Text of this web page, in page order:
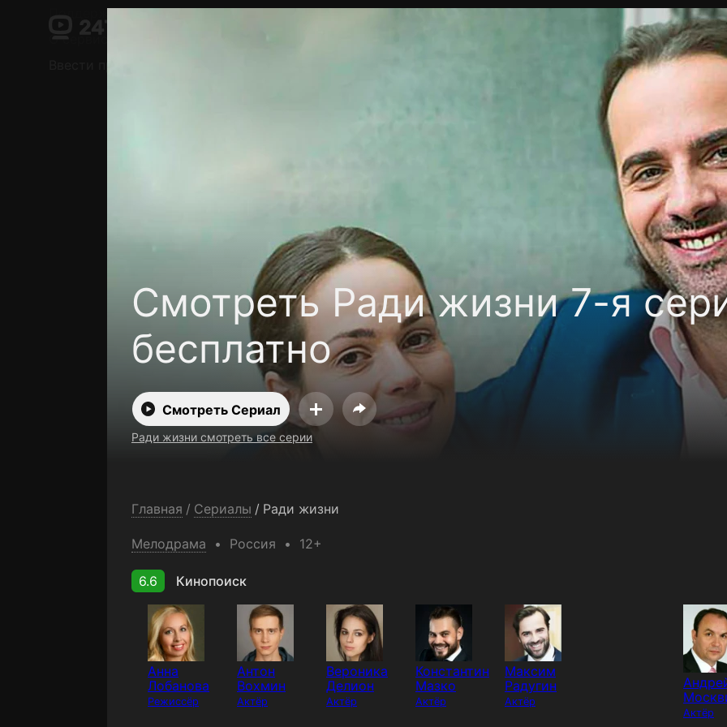
Смотреть Ради жизни 7-я
бесплатно
Смотреть Сериал
Ради жизни смотреть все серии
Главная / Сериалы / Ради жизни
Мелодрама Россия 12+
6.6 Кинопоиск
Анна
Лобанова
Режиссёр
Антон
Вохмин
Актёр
Вероника
Делион
Актёр
Константин
Мазко
Актёр
Максим
Радугин
Актёр
Актёр
Поддержка:support@24h.tv
Для партнёров